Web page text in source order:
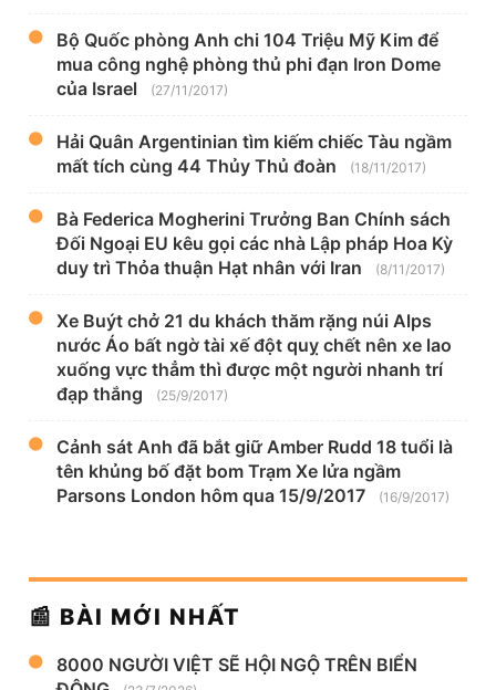
Bộ Quốc phòng Anh chi 104 Triệu Mỹ Kim để
mua công nghệ phòng thủ phi đạn Iron Dome
của Israel
(27/11/2017)
Hải Quân Argentinian tìm kiếm chiếc Tàu ngầm
mất tích cùng 44 Thủy Thủ đoàn
(18/11/2017)
Bà Federica Mogherini Trưởng Ban Chính sách
Đối Ngoại EU kêu gọi các nhà Lập pháp Hoa Kỳ
duy trì Thỏa thuận Hạt nhân với Iran
(8/11/2017)
Xe Buýt chở 21 du khách thăm rặng núi Alps
nước Áo bất ngờ tài xế đột quỵ chết nên xe lao
xuống vực thẳm thì được một người nhanh trí
đạp thắng
(25/9/2017)
Cảnh sát Anh đã bắt giữ Amber Rudd 18 tuổi là
tên khủng bố đặt bom Trạm Xe lửa ngầm
Parsons London hôm qua 15/9/2017
(16/9/2017)
📰 BÀI MỚI NHẤT
8000 NGƯỜI VIỆT SẼ HỘI NGỘ TRÊN BIỂN